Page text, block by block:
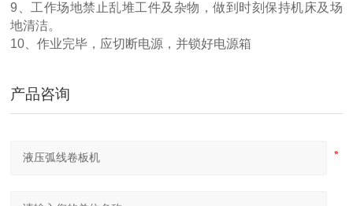
9、工作场地禁止乱堆工件及杂物，做到时刻保持机床及场
地清洁。
10、作业完毕，应切断电源，并锁好电源箱
产品咨询